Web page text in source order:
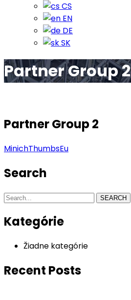
CS
EN
DE
SK
Partner Group 2
Partner Group 2
MinichThumbsEu
Search
SEARCH
Kategórie
Žiadne kategórie
Recent Posts